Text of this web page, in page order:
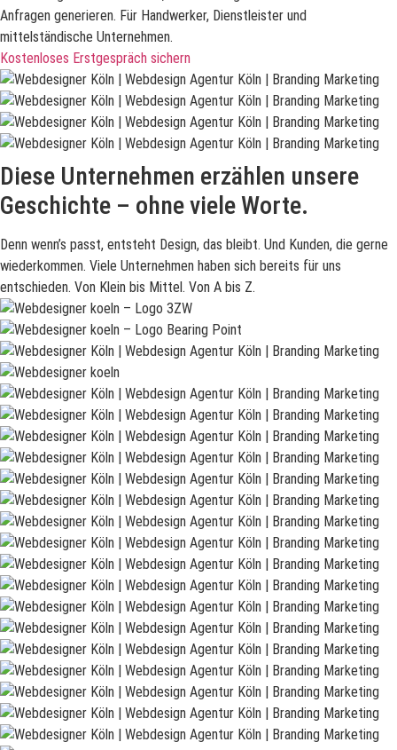
Anfragen generieren. Für Handwerker, Dienstleister und
mittelständische Unternehmen.
Kostenloses Erstgespräch sichern
Diese Unternehmen erzählen unsere
Geschichte – ohne viele Worte.
Denn wenn’s passt, entsteht Design, das bleibt. Und Kunden, die gerne
wiederkommen. Viele Unternehmen haben sich bereits für uns
entschieden. Von Klein bis Mittel. Von A bis Z.